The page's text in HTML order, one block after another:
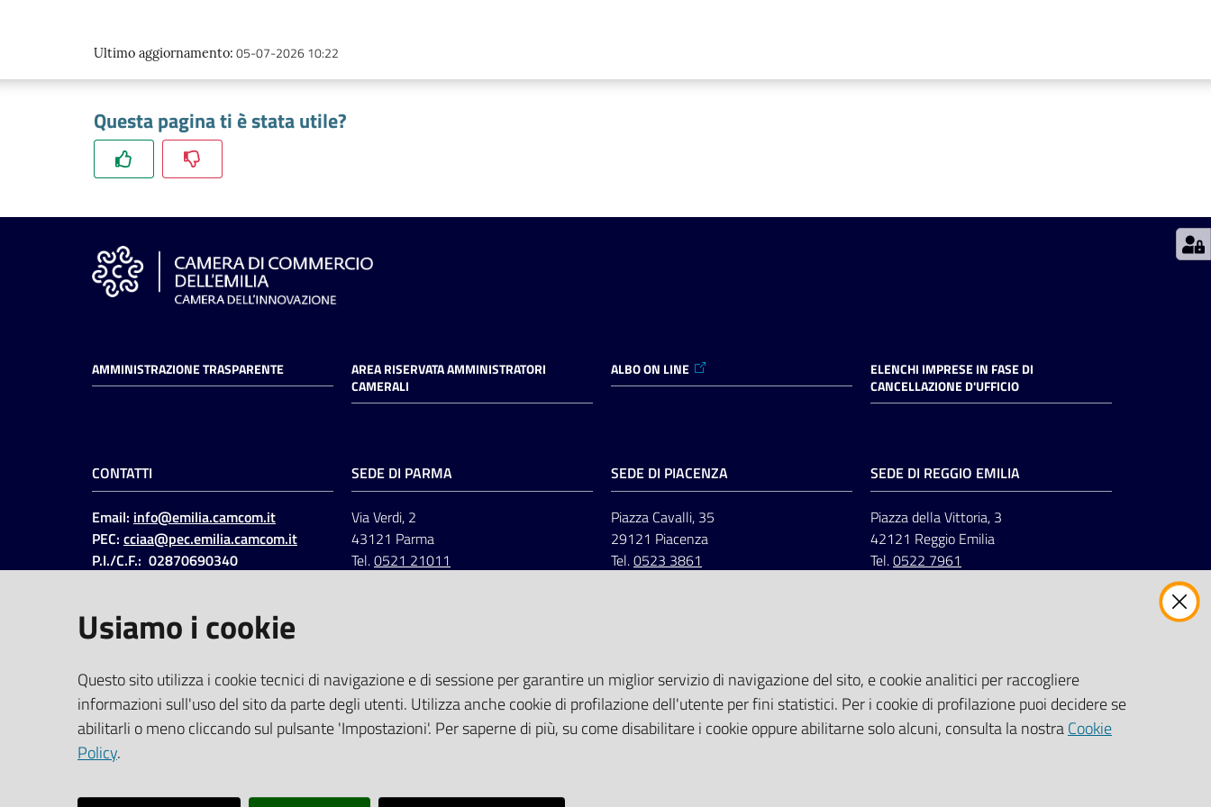
Ultimo aggiornamento: 05-07-2026 10:22
Questa pagina ti è stata utile?
AMMINISTRAZIONE TRASPARENTE
AREA RISERVATA AMMINISTRATORI
CAMERALI
ALBO ON LINE
ELENCHI IMPRESE IN FASE DI
CANCELLAZIONE D'UFFICIO
CONTATTI
Email: info@emilia.camcom.it
PEC: cciaa@pec.emilia.camcom.it
P.I./C.F.: 02870690340
Codice IPA: ccem
SEDE DI PARMA
Via Verdi, 2
43121 Parma
Tel.0521 21011
SEDE DI PIACENZA
Piazza Cavalli, 35
29121 Piacenza
Tel.0523 3861
SEDE DI REGGIO EMILIA
Piazza della Vittoria, 3
42121 Reggio Emilia
Tel.0522 7961
SOCIAL
LinkedinFacebookInstagram
Usiamo i cookie
Questo sito utilizza i cookie tecnici di navigazione e di sessione per garantire un miglior servizio di navigazione del sito, e cookie analitici per raccogliere
informazioni sull'uso del sito da parte degli utenti. Utilizza anche cookie di profilazione dell'utente per fini statistici. Per i cookie di profilazione puoi decidere se
abilitarli o meno cliccando sul pulsante 'Impostazioni'. Per saperne di più, su come disabilitare i cookie oppure abilitarne solo alcuni, consulta la nostraCookie
Policy.